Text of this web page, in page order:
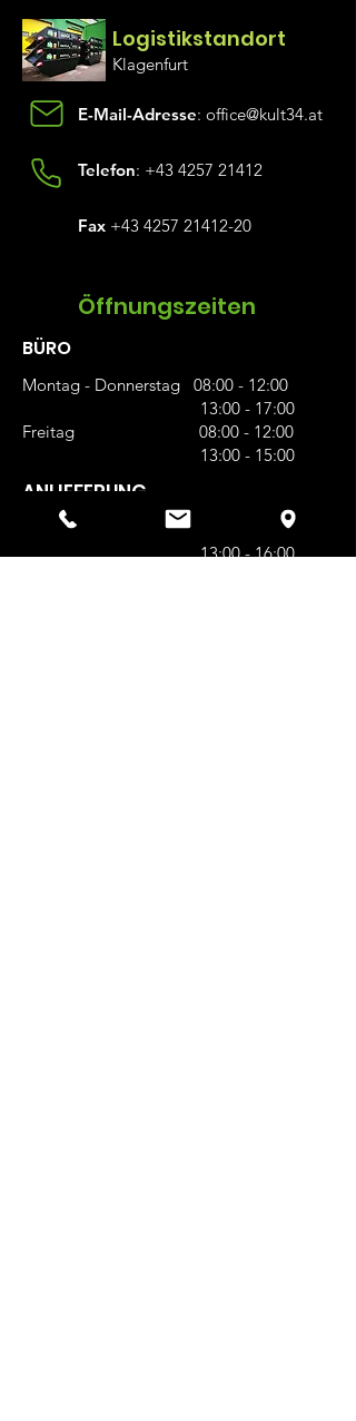
Logistikstandort
Klagenfurt
E-Mail-Adresse: office@kult34.at
Telefon: +43 4257 21412
Fax +43 4257 21412-20
Öffnungszeiten
BÜRO
Montag - Donnerstag 08:00 - 12:00
13:00 - 17:00
Freitag 08:00 - 12:00
13:00 - 15:00
ANLIEFERUNG
Montag - Donnerstag 08:00 - 12:00
13:00 - 16:00